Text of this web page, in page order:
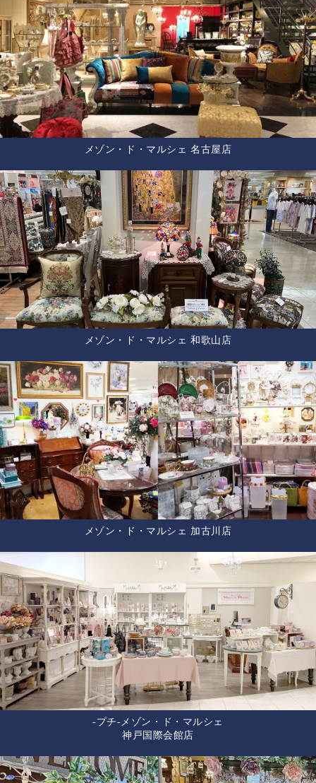
メゾン・ド・マルシェ 名古屋店
メゾン・ド・マルシェ 和歌山店
メゾン・ド・マルシェ 加古川店
-プチ-メゾン・ド・マルシェ
神戸国際会館店